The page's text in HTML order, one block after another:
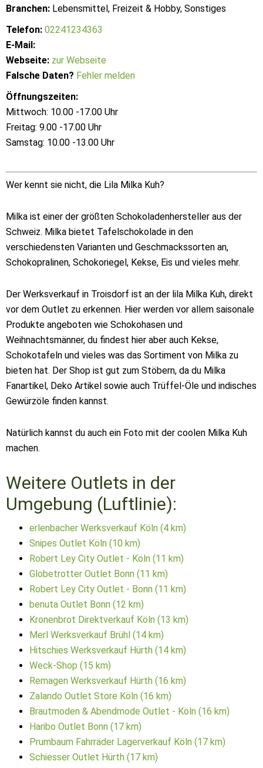
Branchen: Lebensmittel, Freizeit & Hobby, Sonstiges
Telefon: 02241234363
E-Mail:
Webseite: zur Webseite
Falsche Daten? Fehler melden
Öffnungszeiten:
Mittwoch: 10.00 -17.00 Uhr
Freitag: 9.00 -17.00 Uhr
Samstag: 10.00 -13.00 Uhr
Wer kennt sie nicht, die Lila Milka Kuh?
Milka ist einer der größten Schokoladenhersteller aus der
Schweiz. Milka bietet Tafelschokolade in den
verschiedensten Varianten und Geschmackssorten an,
Schokopralinen, Schokoriegel, Kekse, Eis und vieles mehr.
Der Werksverkauf in Troisdorf ist an der lila Milka Kuh, direkt
vor dem Outlet zu erkennen. Hier werden vor allem saisonale
Produkte angeboten wie Schokohasen und
Weihnachtsmänner, du findest hier aber auch Kekse,
Schokotafeln und vieles was das Sortiment von Milka zu
bieten hat. Der Shop ist gut zum Stöbern, da du Milka
Fanartikel, Deko Artikel sowie auch Trüffel-Öle und indisches
Gewürzöle finden kannst.
Natürlich kannst du auch ein Foto mit der coolen Milka Kuh
machen.
Weitere Outlets in der
Umgebung (Luftlinie):
erlenbacher Werksverkauf Köln (4 km)
Snipes Outlet Köln (10 km)
Robert Ley City Outlet - Köln (11 km)
Globetrotter Outlet Bonn (11 km)
Robert Ley City Outlet - Bonn (11 km)
benuta Outlet Bonn (12 km)
Kronenbrot Direktverkauf Köln (13 km)
Merl Werksverkauf Brühl (14 km)
Hitschies Werksverkauf Hürth (14 km)
Weck-Shop (15 km)
Remagen Werksverkauf Hürth (16 km)
Zalando Outlet Store Köln (16 km)
Brautmoden & Abendmode Outlet - Köln (16 km)
Haribo Outlet Bonn (17 km)
Prumbaum Fahrräder Lagerverkauf Köln (17 km)
Schiesser Outlet Hürth (17 km)